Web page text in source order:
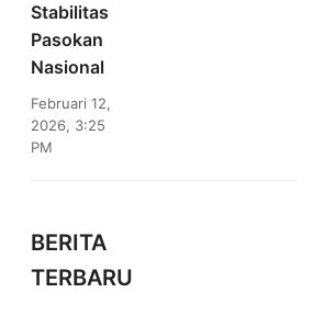
Stabilitas
Pasokan
Nasional
Februari 12,
2026, 3:25
PM
BERITA
TERBARU